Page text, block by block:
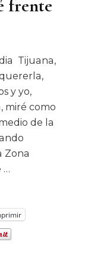
frente
Tijuana,
y yo,
miré como
de la
Zona
…